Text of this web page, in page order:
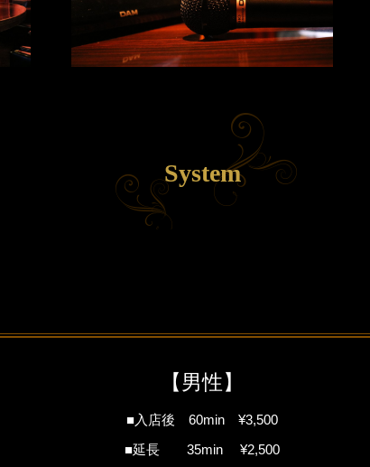
System
【男性】
■入店後 60min ¥3,500
■延長 35min ¥2,500